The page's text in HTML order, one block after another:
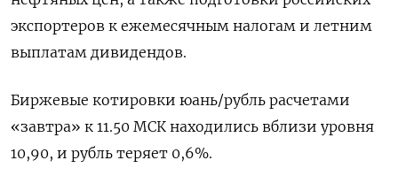
экспортеров к ежемесячным налогам и летним
выплатам дивидендов.
Биржевые котировки юань/рубль расчетами
«завтра» к 11.50 МСК находились вблизи уровня
10,90, и рубль теряет 0,6%.